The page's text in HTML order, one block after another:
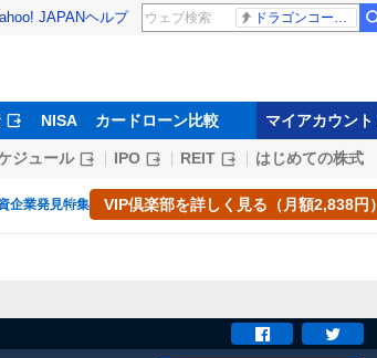
JAPANヘルプ ドラゴンコープス
NISA カードローン比較 マイアカウント
ジュール IPO REIT はじめての株式
企業発見特集 VIP倶楽部を詳しく見る（月額2,838円）